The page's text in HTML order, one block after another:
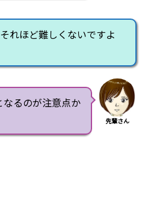
れほど難しくないですよ
るのが注意点か
先輩さん